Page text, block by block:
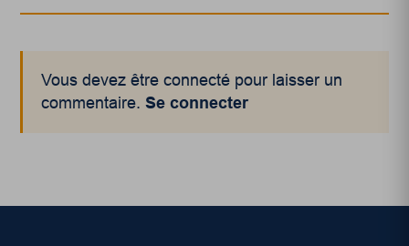
Vous devez être connecté pour laisser un
commentaire.Se connecter